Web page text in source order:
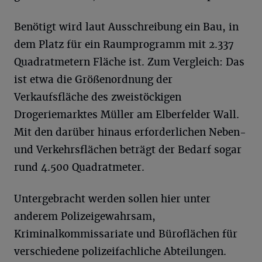
Benötigt wird laut Ausschreibung ein Bau, in
dem Platz für ein Raumprogramm mit 2.337
Quadratmetern Fläche ist. Zum Vergleich: Das
ist etwa die Größenordnung der
Verkaufsfläche des zweistöckigen
Drogeriemarktes Müller am Elberfelder Wall.
Mit den darüber hinaus erforderlichen Neben-
und Verkehrsflächen beträgt der Bedarf sogar
rund 4.500 Quadratmeter.
Untergebracht werden sollen hier unter
anderem Polizeigewahrsam,
Kriminalkommissariate und Büroflächen für
verschiedene polizeifachliche Abteilungen.